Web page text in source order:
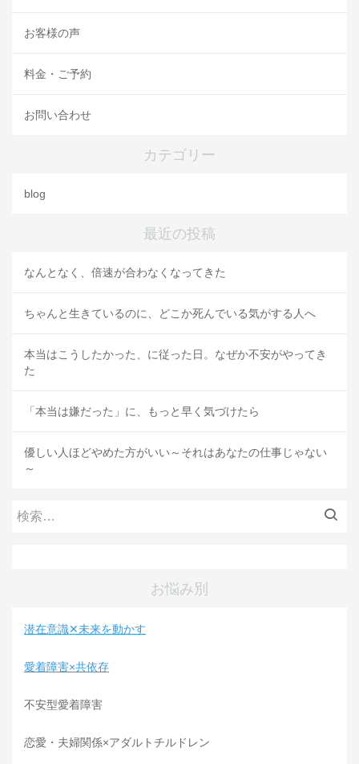
お客様の声
料金・ご予約
お問い合わせ
カテゴリー
blog
最近の投稿
なんとなく、倍速が合わなくなってきた
ちゃんと生きているのに、どこか死んでいる気がする人へ
本当はこうしたかった、に従った日。なぜか不安がやってき
た
「本当は嫌だった」に、もっと早く気づけたら
優しい人ほどやめた方がいい～それはあなたの仕事じゃない
～
検
お悩み別
潜在意識✕未来を動かす
愛着障害×共依存
不安型愛着障害
恋愛・夫婦関係×アダルトチルドレン